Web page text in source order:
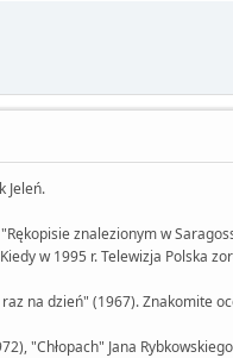
Jeleń.
znalezionym w
w 1995 r. Telewizja Polska
na dzień" (1967). Znakomite
"Chłopach" Jana